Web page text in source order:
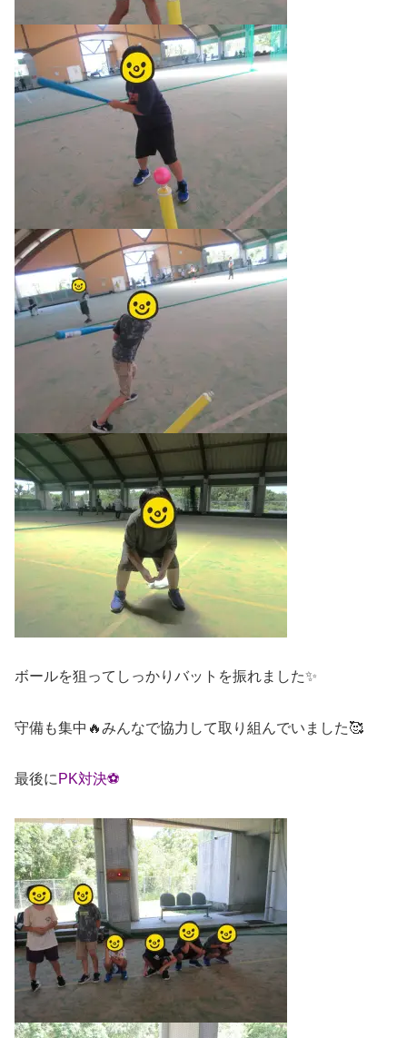
ボールを狙ってしっかりバットを振れました✨
守備も集中🔥みんなで協力して取り組んでいました🥰
最後に PK対決⚽